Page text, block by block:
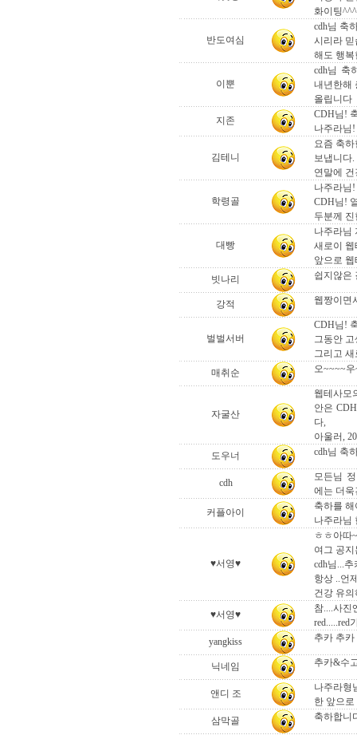
화이팅^^^
반도여심
cdh님 축
시리라 믿
해도 행복
이뿐
cdh님 축
내년한해
올립니다
지존
CDH님!
나주라님
김테니
요즘 축
보냅니다
연말에
학령골
나주라님
CDH님!
두분께
대빵
나주라님
새로이 웹
앞으로
빗나리
쉽지않은
강적 웹짱이면
벌벌서버
CDH님!
그동안
그리고
매취순
오~~~~
자굴산
웹테사모
안은
다,
아울러,
도우너
cdh님 축
cdh
모든님
에는 더
커플아이
축하를
나주라님
♥서영♥
ㅎㅎ아따
여그 공지
cdh님...
항상 ..언
건강 유
♥서영♥
참....사진
red.....red
yangkiss
추카 추
닉네임 추카&수
앤디 조
나주라형
한 앞으
삼막골
축하합니